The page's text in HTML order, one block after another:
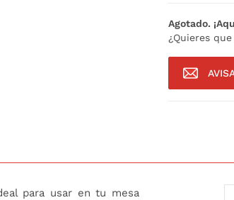
Agotado.
¿Quieres
para usar en tu mesa